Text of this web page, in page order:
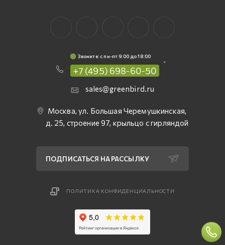
Звоните: c пн-пт 9:00 до 18:00
+7 (495) 698-60-50
sales@greenbird.ru
Москва, ул. Большая Черемушкинская,
д. 25, строение 97, крыльцо с гирляндой
ПОДПИСАТЬСЯ НА РАССЫЛКУ
ПОЛИТИКА КОНФИДЕНЦИАЛЬНОСТИ